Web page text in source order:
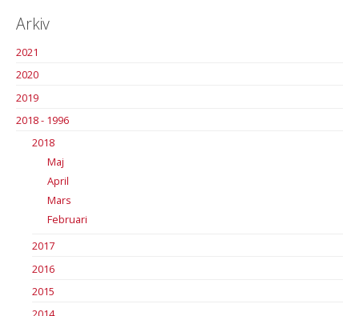
Arkiv
2021
2020
2019
2018 - 1996
2018
Maj
April
Mars
Februari
2017
2016
2015